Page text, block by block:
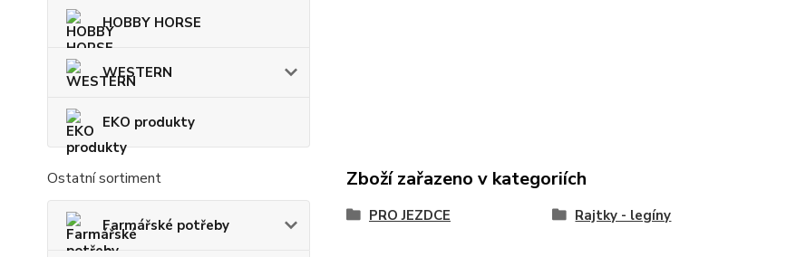
HOBBY HORSE
WESTERN
EKO produkty
Ostatní sortiment
Farmářské potřeby
Zboží zařazeno v kategoriích
PRO JEZDCE Rajtky - legíny